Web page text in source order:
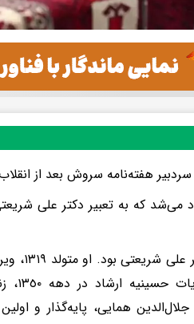
هفته‌نامه سروش بعد از انقلاب اسلامی
می‌شد که به تعبیر دکتر علی
پرویز
همایی، پایه‌گذار و